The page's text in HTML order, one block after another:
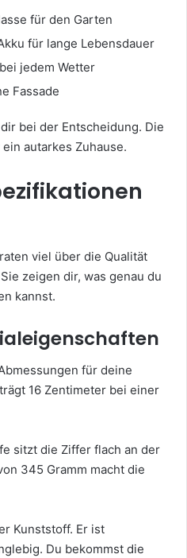
für den Garten
für lange Lebensdauer
jedem Wetter
Fassade
bei der Entscheidung. Die
autarkes Zuhause.
viel über die Qualität
zeigen dir, was genau du
kannst.
für deine
16 Zentimeter bei einer
sitzt die Ziffer flach an der
345 Gramm macht die
Kunststoff. Er ist
Du bekommst die